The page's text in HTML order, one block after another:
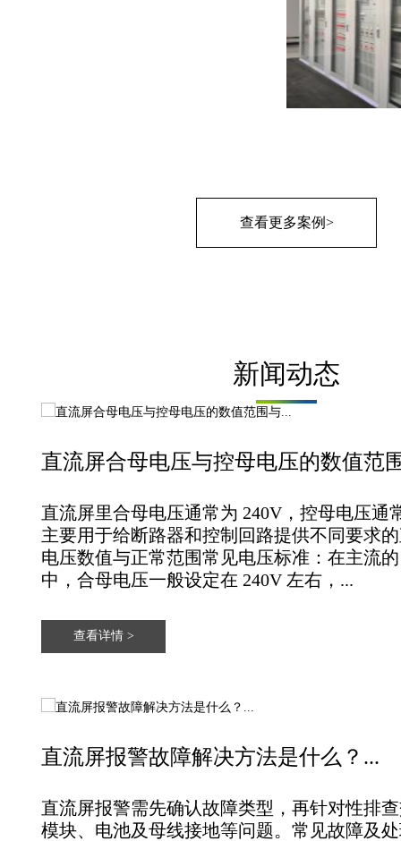
查看更多案例>
新闻动态
直流屏合母电压与控母电压的数值范
直流屏里‌合母电压通常为 240V‌，‌控母电压通
主要用于给断路器和控制回路提供不同要求
电压数值与正常范围‌常见电压标准‌：在主流
中，‌合母电压一般设定在 240V 左右‌，...
查看详情 >
直流屏报警故障解决方法是什么？...
直流屏报警需先确认故障类型，再针对性排
模块、电池及母线接地等问题‌。常见故障及